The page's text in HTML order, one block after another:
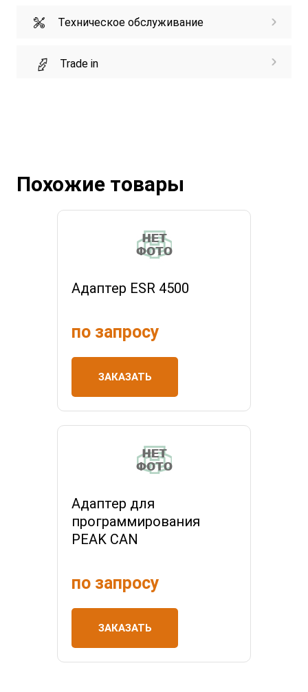
Техническое обслуживание
Trade in
Похожие товары
Адаптер ESR 4500
по запросу
ЗАКАЗАТЬ
Адаптер для
программирования
PEAK CAN
по запросу
ЗАКАЗАТЬ